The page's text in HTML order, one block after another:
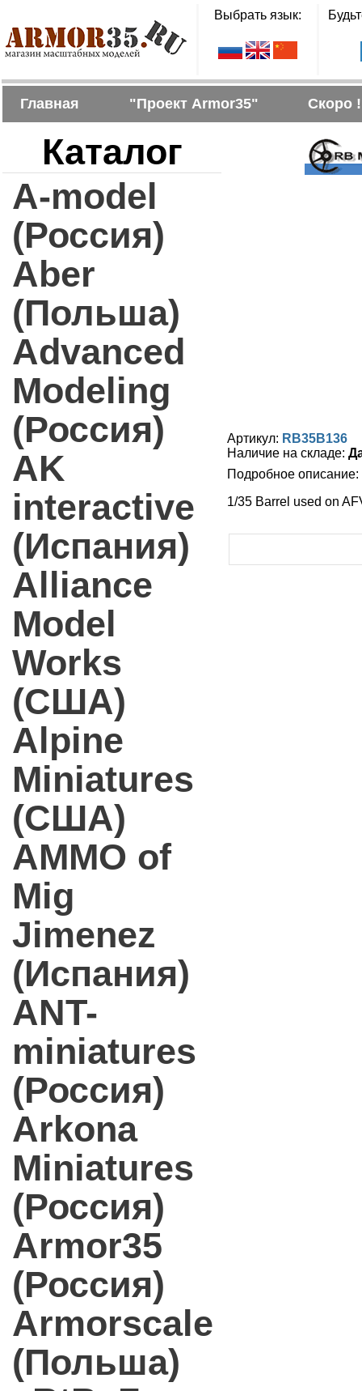
Выбрать язык:
Главная "Проект Armor35" Скоро !
Каталог
A-model
(Россия)
Aber
(Польша)
Advanced
Modeling
(Россия)
AK
interactive
(Испания)
Alliance
Model
Works
(США)
Alpine
Miniatures
(США)
AMMO of
Mig
Jimenez
(Испания)
ANT-
miniatures
(Россия)
Arkona
Miniatures
(Россия)
Armor35
(Россия)
Armorscale
(Польша)
Артикул: RB35B136
Наличие на складе:
Подробное описание:
1/35 Barrel used on